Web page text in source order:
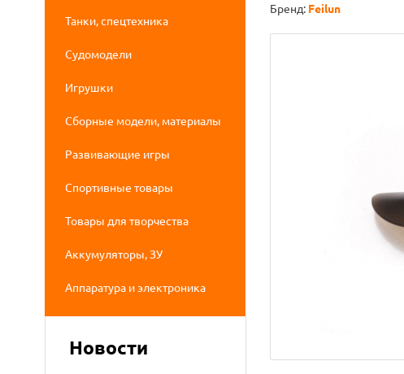
Танки, спецтехника
Судомодели
Игрушки
Сборные модели, материалы
Развивающие игры
Спортивные товары
Товары для творчества
Аккумуляторы, ЗУ
Аппаратура и электроника
Новости
Бренд: Feilun